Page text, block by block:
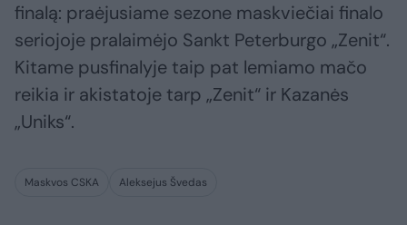
finalą: praėjusiame sezone maskviečiai finalo
seriojoje pralaimėjo Sankt Peterburgo „Zenit“.
Kitame pusfinalyje taip pat lemiamo mačo
reikia ir akistatoje tarp „Zenit“ ir Kazanės
„Uniks“.
Maskvos CSKA Aleksejus Švedas